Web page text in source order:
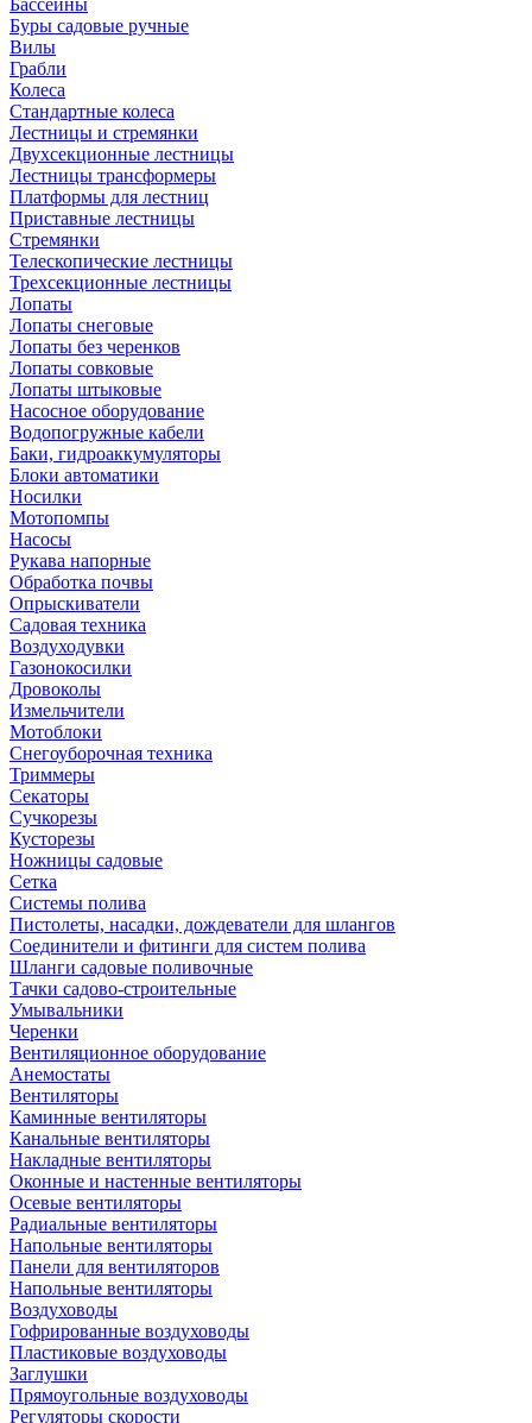
Бассейны
Буры садовые ручные
Вилы
Грабли
Колеса
Стандартные колеса
Лестницы и стремянки
Двухсекционные лестницы
Лестницы трансформеры
Платформы для лестниц
Приставные лестницы
Стремянки
Телескопические лестницы
Трехсекционные лестницы
Лопаты
Лопаты снеговые
Лопаты без черенков
Лопаты совковые
Лопаты штыковые
Насосное оборудование
Водопогружные кабели
Баки, гидроаккумуляторы
Блоки автоматики
Носилки
Мотопомпы
Насосы
Рукава напорные
Обработка почвы
Опрыскиватели
Садовая техника
Воздуходувки
Газонокосилки
Дровоколы
Измельчители
Мотоблоки
Снегоуборочная техника
Триммеры
Секаторы
Сучкорезы
Кусторезы
Ножницы садовые
Сетка
Системы полива
Пистолеты, насадки, дождеватели для шлангов
Соединители и фитинги для систем полива
Шланги садовые поливочные
Тачки садово-строительные
Умывальники
Черенки
Вентиляционное оборудование
Анемостаты
Вентиляторы
Каминные вентиляторы
Канальные вентиляторы
Накладные вентиляторы
Оконные и настенные вентиляторы
Осевые вентиляторы
Радиальные вентиляторы
Напольные вентиляторы
Панели для вентиляторов
Напольные вентиляторы
Воздуховоды
Гофрированные воздуховоды
Пластиковые воздуховоды
Заглушки
Прямоугольные воздуховоды
Регуляторы скорости